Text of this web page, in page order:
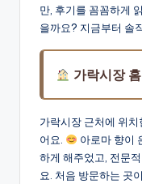
만, 후기를 꼼꼼하게
을까요? 지금부터 솔
가락시장
가락시장 근처에 위
어요.
아로마 향이
하게 해주었고, 전문
요. 처음 방문하는 곳